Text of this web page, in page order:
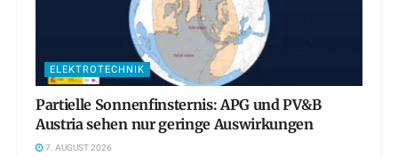
ELEKTROTECHNIK
Partielle Sonnenfinsternis: APG und PV&B
Austria sehen nur geringe Auswirkungen
7. AUGUST 2026